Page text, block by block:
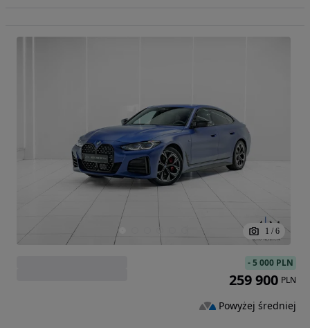
1 / 6
-5 000 PLN
259 900 PLN
Powyżej średniej